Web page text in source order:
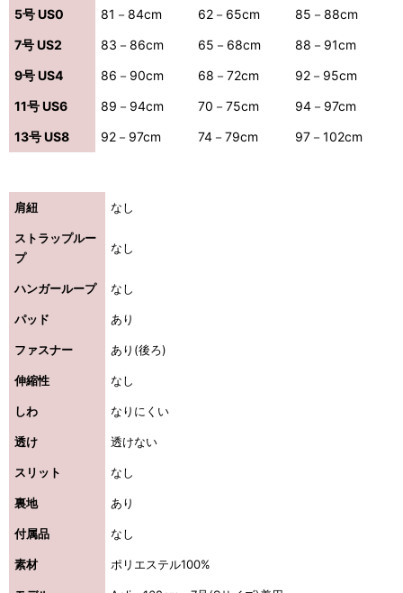
5号 US0
81－84cm 62－65cm
85－88cm
7号 US2
83－86cm 65－68cm
88－91cm
9号 US4
86－90cm 68－72cm
92－95cm
11号 US6
89－94cm 70－75cm
94－97cm
13号 US8
92－97cm 74－79cm 97－102cm
肩紐 なし
ストラップルー
プ
なし
ハンガーループ なし
パッド あり
ファスナー あり(後ろ)
伸縮性 なし
しわ なりにくい
透け 透けない
スリット なし
裏地 あり
付属品 なし
素材 ポリエステル100%